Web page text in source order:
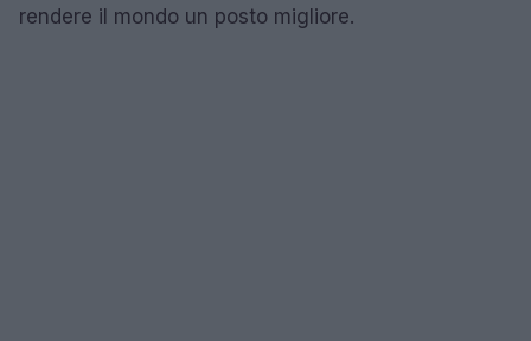
rendere il mondo un posto migliore.